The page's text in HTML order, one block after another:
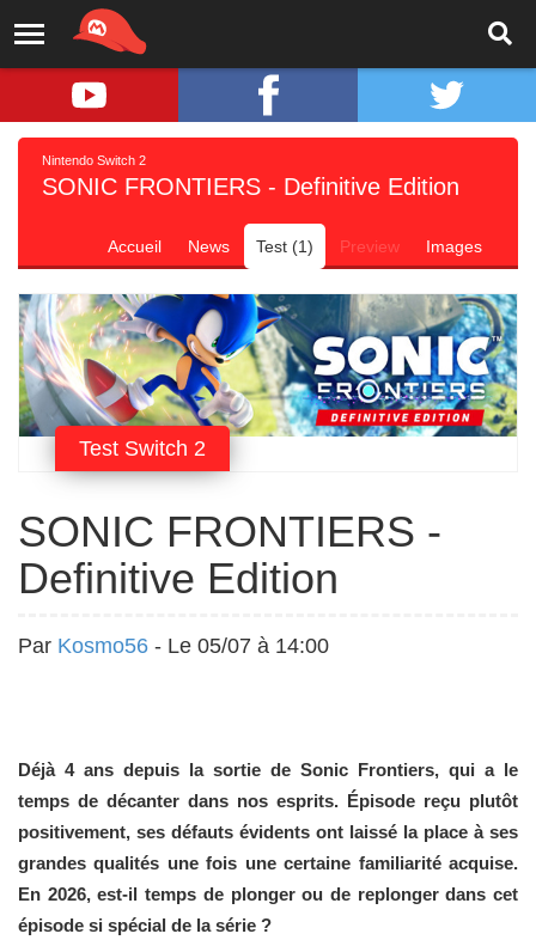
Nintendo Switch 2
SONIC FRONTIERS - Definitive Edition
Accueil News Test (1) Preview Images
Test Switch 2
SONIC FRONTIERS -
Definitive Edition
Par Kosmo56 - Le 05/07 à 14:00
Déjà 4 ans depuis la sortie de Sonic Frontiers, qui a le
temps de décanter dans nos esprits. Épisode reçu plutôt
positivement, ses défauts évidents ont laissé la place à ses
grandes qualités une fois une certaine familiarité acquise.
En 2026, est-il temps de plonger ou de replonger dans cet
épisode si spécial de la série ?